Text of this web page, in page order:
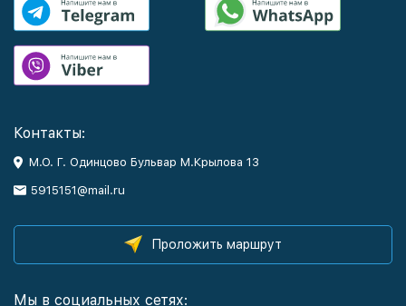
Контакты:
М.О. Г. Одинцово Бульвар М.Крылова 13
5915151@mail.ru
Проложить маршрут
Мы в социальных сетях: